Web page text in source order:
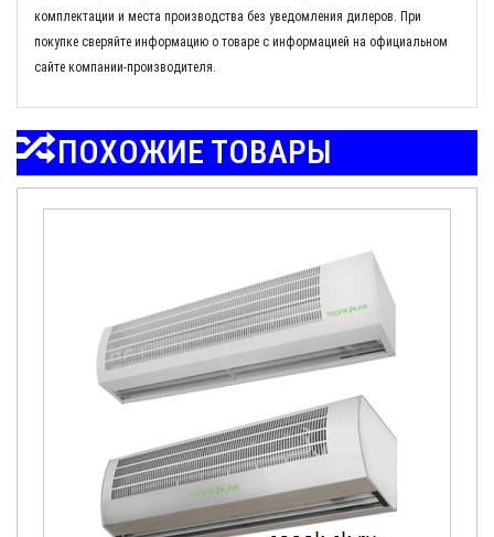
комплектации и места производства без уведомления дилеров. При
покупке сверяйте информацию о товаре с информацией на официальном
сайте компании-производителя.
ПОХОЖИЕ ТОВАРЫ